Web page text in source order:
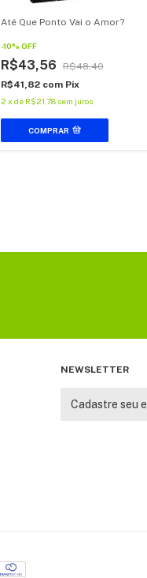
Até Que Ponto Vai o Amor?
-10% OFF
R$43,56
R$48,40
R$41,82 com Pix
2 x de R$21,78 sem juros
COMPRAR
NEWSLETTER